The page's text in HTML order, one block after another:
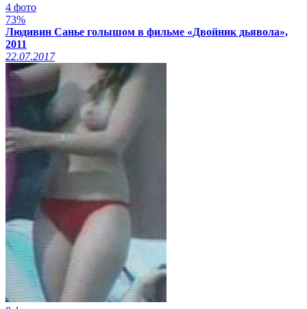
4 фото
73%
Людивин Санье голышом в фильме «Двойник дьявола»,
2011
22.07.2017